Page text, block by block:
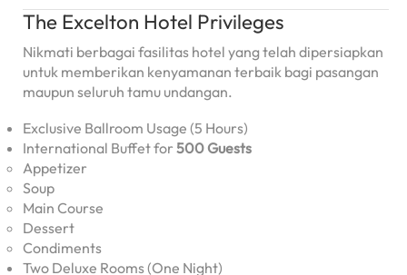
The Excelton Hotel Privileges
Nikmati berbagai fasilitas hotel yang telah dipersiapkan
untuk memberikan kenyamanan terbaik bagi pasangan
maupun seluruh tamu undangan.
Exclusive Ballroom Usage (5 Hours)
International Buffet for 500 Guests
Appetizer
Soup
Main Course
Dessert
Condiments
Two Deluxe Rooms (One Night)